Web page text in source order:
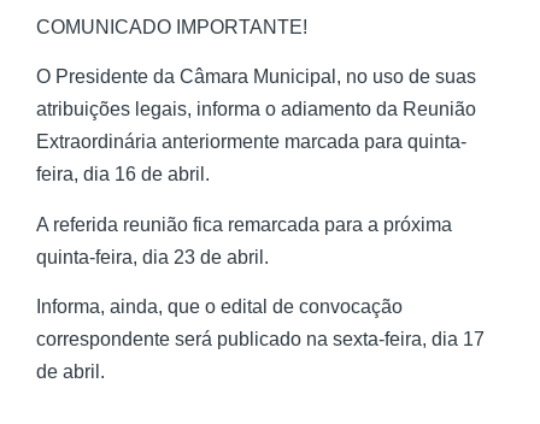
COMUNICADO IMPORTANTE!
O Presidente da Câmara Municipal, no uso de suas
atribuições legais, informa o adiamento da Reunião
Extraordinária anteriormente marcada para quinta-
feira, dia 16 de abril.
A referida reunião fica remarcada para a próxima
quinta-feira, dia 23 de abril.
Informa, ainda, que o edital de convocação
correspondente será publicado na sexta-feira, dia 17
de abril.